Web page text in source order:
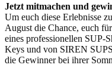
Jetzt mitmachen und
Um euch diese Erlebnisse
August die Chance, euch
eines professionellen SUP-
Keys und von SIREN
die Gewinner bei ihrer